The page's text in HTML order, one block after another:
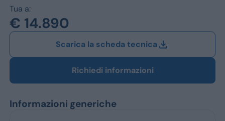
Alfa Romeo
Dacia
Renault
Tua a:
€ 14.890
Scarica la scheda tecnica
Richiedi informazioni
Informazioni generiche